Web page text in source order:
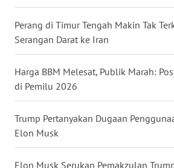
Perang di Timur Tengah Makin Tak
Serangan Darat ke Iran
Harga BBM Melesat, Publik Marah:
di Pemilu 2026
Trump Pertanyakan Dugaan
Elon Musk
Elon Musk Serukan Pemakzulan
WN
WN
WN
JATENG